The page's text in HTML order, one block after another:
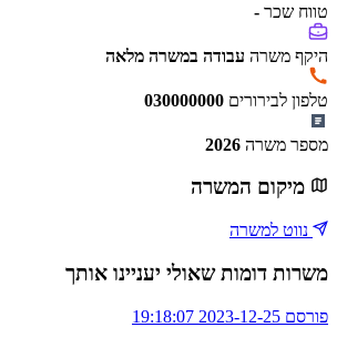
טווח שכר -
היקף משרה עבודה במשרה מלאה
טלפון לבירורים 030000000
מספר משרה 2026
מיקום המשרה
נווט למשרה
משרות דומות שאולי יעניינו אותך
פורסם 2023-12-25 19:18:07